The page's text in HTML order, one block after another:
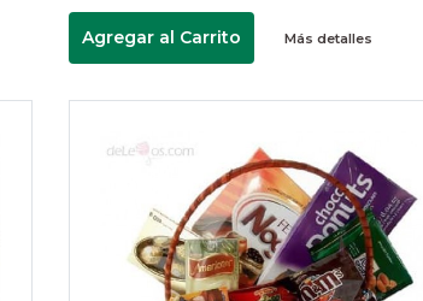
Agregar al Carrito Más detalles